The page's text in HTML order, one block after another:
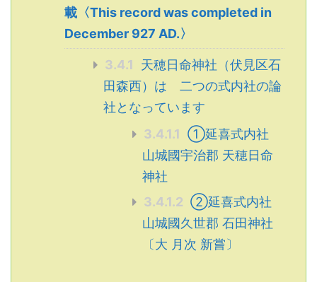
載〈This record was completed in
December 927 AD.〉
3.4.1
天穂日命神社（伏見区石
田森西）は 二つの式内社の論
社となっています
3.4.1.1
①延喜式内社
山城國宇治郡 天穂日命
神社
3.4.1.2 ②延喜式内社
山城國久世郡 石田神社
〔大 月次 新嘗〕